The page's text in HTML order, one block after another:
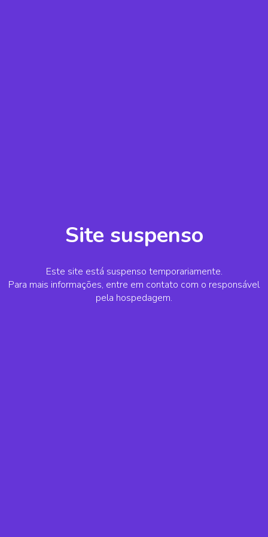
Site suspenso
Este site está suspenso temporariamente.
Para mais informações, entre em contato com o responsável
pela hospedagem.